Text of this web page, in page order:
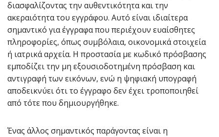
διασφαλίζοντας την αυθεντικότητα και την
ακεραιότητα του εγγράφου. Αυτό είναι ιδιαίτερα
σημαντικό για έγγραφα που περιέχουν ευαίσθητες
πληροφορίες, όπως συμβόλαια, οικονομικά στοιχεία
ή ιατρικά αρχεία. Η προστασία με κωδικό πρόσβασης
εμποδίζει την μη εξουσιοδοτημένη πρόσβαση και
αντιγραφή των εικόνων, ενώ η ψηφιακή υπογραφή
αποδεικνύει ότι το έγγραφο δεν έχει τροποποιηθεί
από τότε που δημιουργήθηκε.
Ένας άλλος σημαντικός παράγοντας είναι η